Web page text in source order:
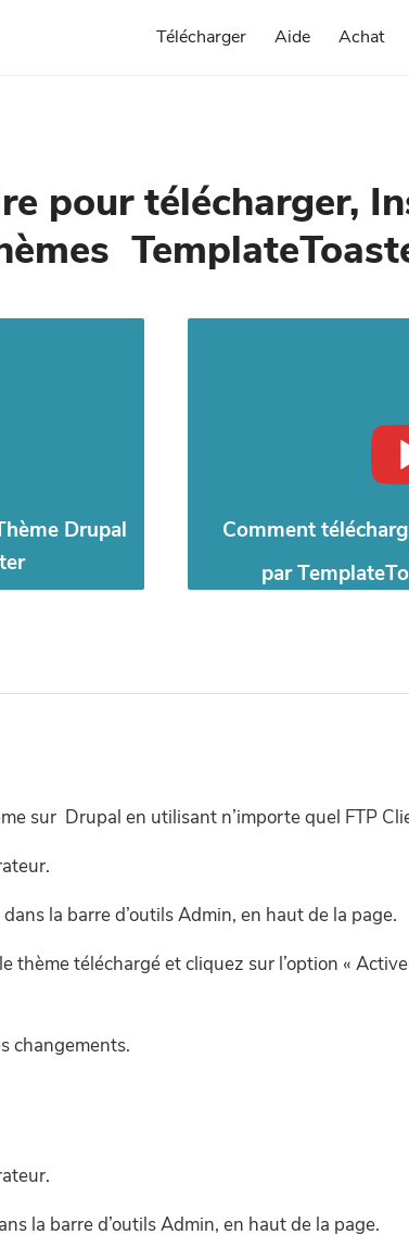
Télécharger Aide Achat
pour télécharger,
Drupal
Comment
par
sur Drupal en utilisant n’importe quel FTP
la barre d’outils Admin, en haut de la page.
thème téléchargé et cliquez sur l’option «
changements.
la barre d’outils Admin, en haut de la page.